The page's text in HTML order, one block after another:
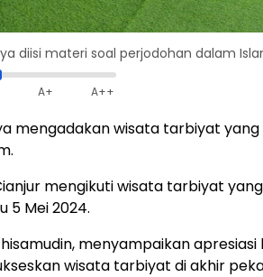
diisi materi soal perjodohan dalam
A+ A++
mengadakan wisata tarbiyat yang
mengikuti wisata tarbiyat
5 Mei 2024.
menyampaikan apresiasi
wisata tarbiyat di akhir